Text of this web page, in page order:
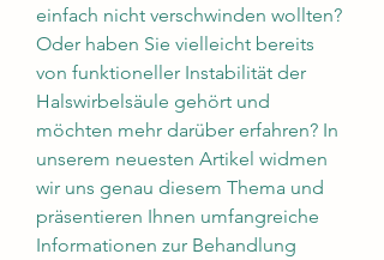
einfach nicht verschwinden wollten?
Oder haben Sie vielleicht bereits
von funktioneller Instabilität der
Halswirbelsäule gehört und
möchten mehr darüber erfahren? In
unserem neuesten Artikel widmen
wir uns genau diesem Thema und
präsentieren Ihnen umfangreiche
Informationen zur Behandlung